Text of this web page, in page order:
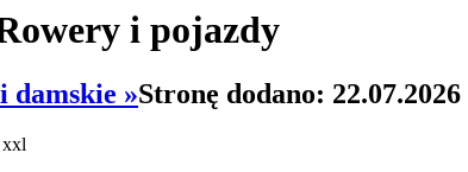
i pojazdy
damskie »Stronę dodano: 22.07.2026